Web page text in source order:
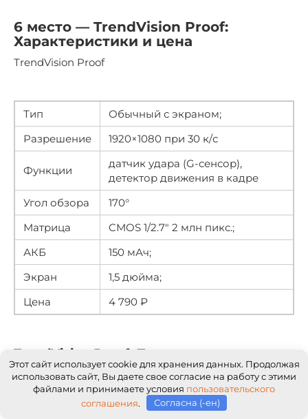
6 место — TrendVision Proof:
Характеристики и цена
TrendVision Proof
Тип
Обычный с экраном;
Разрешение
1920×1080 при 30 к/с
Функции
датчик удара (G-сенсор),
детектор движения в кадре
Угол обзора
170°
Матрица
CMOS 1/2.7″ 2 млн пикс.;
АКБ
150 мАч;
Экран
1,5 дюйма;
Цена
4 790 ₽
TrendVision Proof: Преимущества и
недостатки
— Наличие двух камер, одну из которых можно
вращать на 250 градусов;
Этот сайт использует cookie для хранения данных. Продолжая
использовать сайт, Вы даете свое согласие на работу с этими
файлами и принимаете условия пользовательского
соглашения. Согласна (-ен)